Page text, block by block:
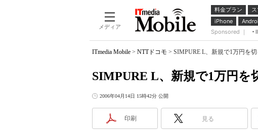
メディア
料金プラン
iPhone
Sponsored ｜
ITmedia Mobile > NTTドコモ > SIMPURE L、新規で1万円を
SIMPURE L、新規で1万円を
2006年04月14日 15時42分 公開
印刷 見る